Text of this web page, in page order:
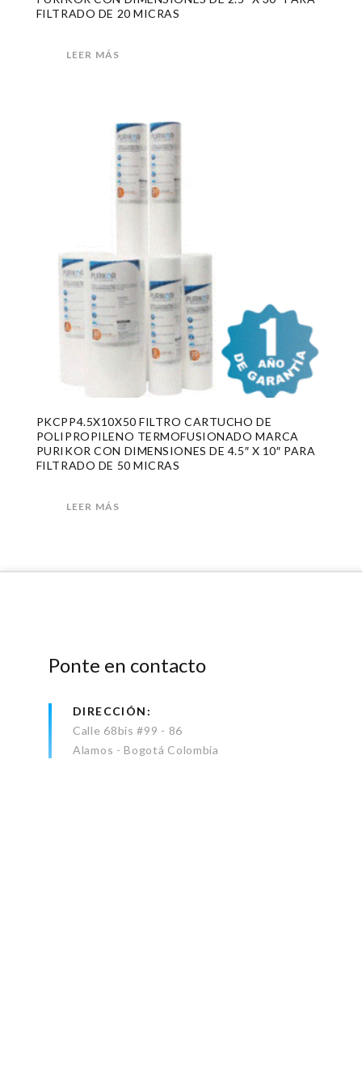
FILTRADO DE 20 MICRAS
LEER MÁS
PKCPP4.5X10X50 FILTRO CARTUCHO DE
POLIPROPILENO TERMOFUSIONADO MARCA
PURIKOR CON DIMENSIONES DE 4.5″ X 10″ PARA
FILTRADO DE 50 MICRAS
LEER MÁS
Ponte en contacto
DIRECCIÓN
Calle 68bis #99 - 86
Alamos - Bogotá Colombia